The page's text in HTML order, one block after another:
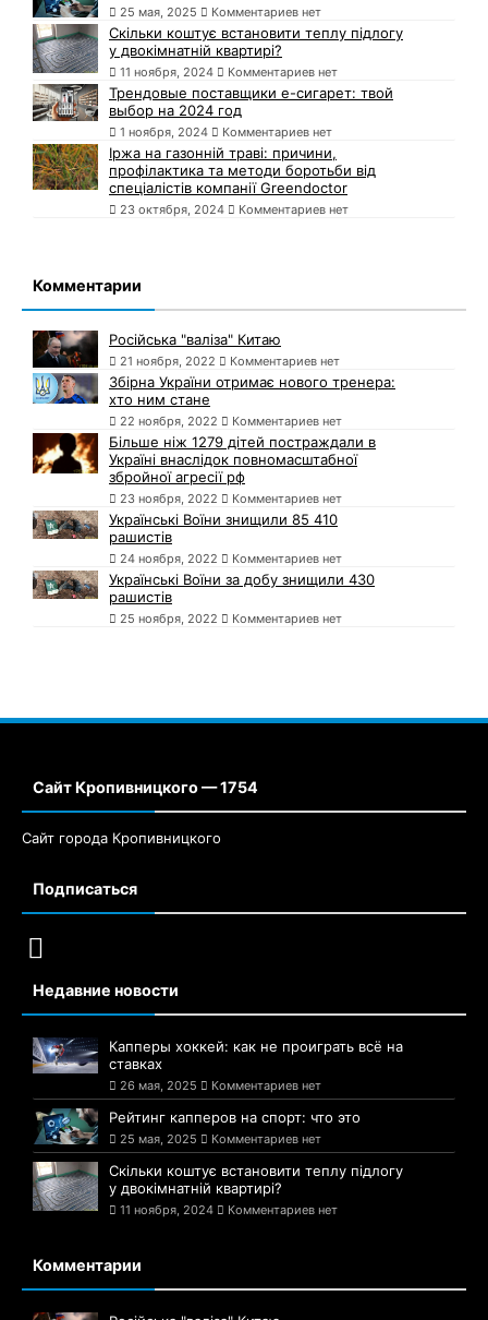
25 мая, 2025 Комментариев нет
Скільки коштує встановити теплу підлогу
у двокімнатній квартирі?
11 ноября, 2024 Комментариев нет
Трендовые поставщики e-сигарет: твой
выбор на 2024 год
1 ноября, 2024 Комментариев нет
Іржа на газонній траві: причини,
профілактика та методи боротьби від
спеціалістів компанії Greendoctor
23 октября, 2024 Комментариев нет
Комментарии
Російська "валіза" Китаю
21 ноября, 2022 Комментариев нет
Збірна України отримає нового тренера:
хто ним стане
22 ноября, 2022 Комментариев нет
Більше ніж 1279 дітей постраждали в
Україні внаслідок повномасштабної
збройної агресії рф
23 ноября, 2022 Комментариев нет
Українські Воїни знищили 85 410
рашистів
24 ноября, 2022 Комментариев нет
Українські Воїни за добу знищили 430
рашистів
25 ноября, 2022 Комментариев нет
Сайт Кропивницкого — 1754
Сайт города Кропивницкого
Подписаться
Недавние новости
Капперы хоккей: как не проиграть всё на
ставках
26 мая, 2025 Комментариев нет
Рейтинг капперов на спорт: что это
25 мая, 2025 Комментариев нет
Скільки коштує встановити теплу підлогу
у двокімнатній квартирі?
11 ноября, 2024 Комментариев нет
Комментарии